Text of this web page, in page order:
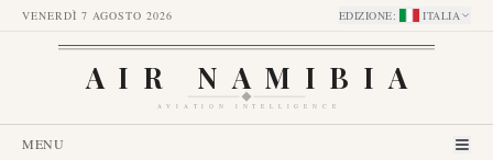
VENERDÌ 7 AGOSTO 2026 EDIZIONE: ITALIA
AIR NAMIBIA
AVIATION INTELLIGENCE
MENU